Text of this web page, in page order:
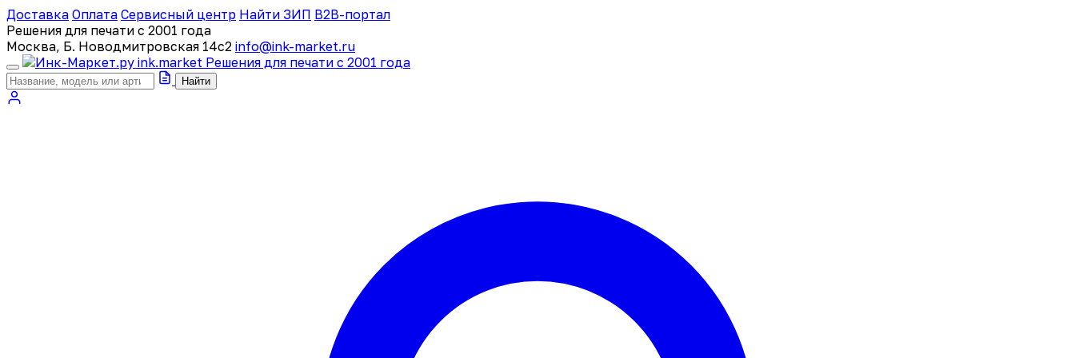
Доставка Оплата Сервисный центр Найти ЗИП B2B-портал
Решения для печати с 2001 года
Москва, Б. Новодмитровская 14с2 info@ink-market.ru
ink.market Решения для печати с 2001 года
Найти